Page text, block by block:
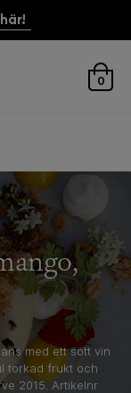
0
med ett sött vin
torkad frukt och
2015. Artikelnr